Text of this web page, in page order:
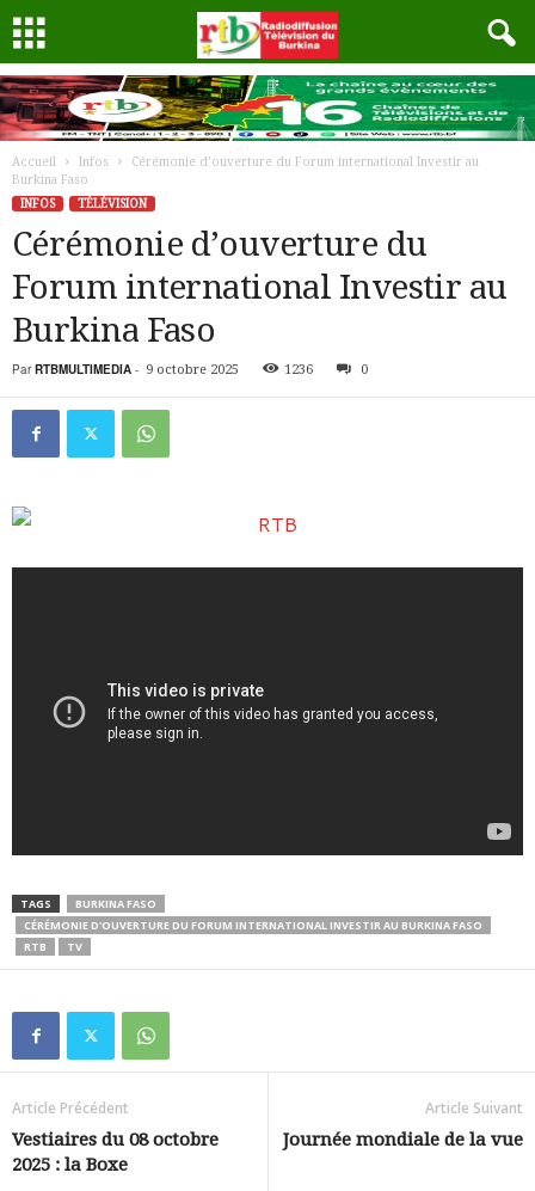
Accueil Infos
Cérémonie d’ouverture du Forum international Investir au
Burkina Faso
INFOS
TÉLÉVISION
Cérémonie d’ouverture du
Forum international Investir au
Burkina Faso
Par RTBMULTIMEDIA - 9 octobre 2025 1236 0
TAGS
BURKINA FASO
CÉRÉMONIE D'OUVERTURE DU FORUM INTERNATIONAL INVESTIR AU BURKINA FASO
RTB
TV
Article Précédent
Vestiaires du 08 octobre
2025 : la Boxe
Article Suivant
Journée mondiale de la vue